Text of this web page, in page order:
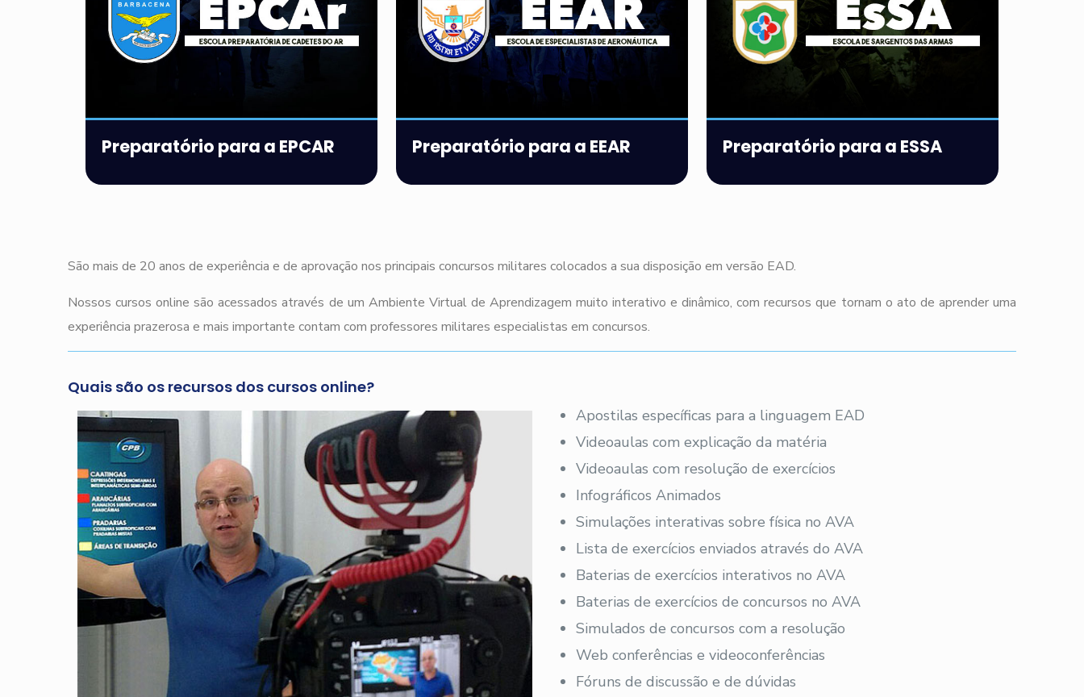
Preparatório para a EPCAR Preparatório para a EEAR Preparatório para a ESSA
São mais de 20 anos de experiência e de aprovação nos principais concursos militares colocados a sua disposição em versão EAD.
Nossos cursos online são acessados através de um Ambiente Virtual de Aprendizagem muito interativo e dinâmico, com recursos que tornam o ato de aprender uma
experiência prazerosa e mais importante contam com professores militares especialistas em concursos.
Quais são os recursos dos cursos online?
Apostilas específicas para a linguagem EAD
Videoaulas com explicação da matéria
Videoaulas com resolução de exercícios
Infográficos Animados
Simulações interativas sobre física no AVA
Lista de exercícios enviados através do AVA
Baterias de exercícios interativos no AVA
Baterias de exercícios de concursos no AVA
Simulados de concursos com a resolução
Web conferências e videoconferências
Fóruns de discussão e de dúvidas